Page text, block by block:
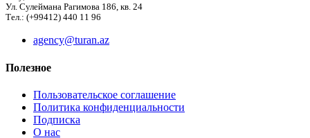
Ул. Сулеймана Рагимова 186, кв. 24
Тел.: (+99412) 440 11 96
agency@turan.az
Полезное
Пользовательское соглашение
Политика конфиденциальности
Подписка
О нас